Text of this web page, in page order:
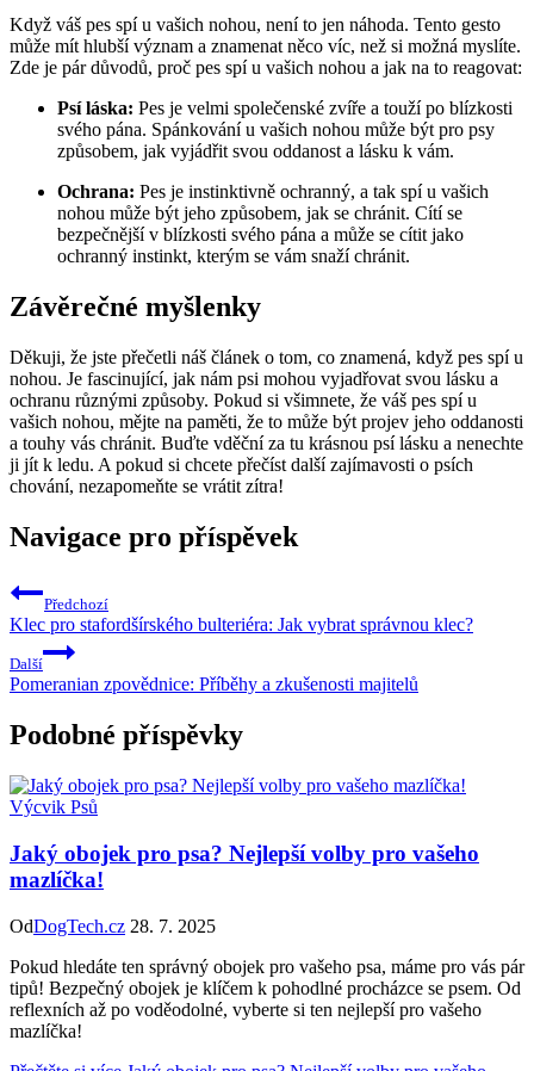
Když váš pes spí u vašich nohou, není to jen náhoda. Tento gesto
může mít hlubší význam a znamenat něco víc, než si možná myslíte.
Zde je pár důvodů, proč pes spí u vašich nohou a jak na to reagovat:
Psí láska: Pes je velmi společenské zvíře a touží po blízkosti
svého pána. Spánkování u vašich nohou může být pro psy
způsobem, jak vyjádřit svou oddanost a lásku k vám.
Ochrana: Pes je instinktivně ochranný, a tak spí u vašich
nohou může být jeho způsobem, jak se chránit. Cítí se
bezpečnější v blízkosti svého pána a může se cítit jako
ochranný instinkt, kterým se vám snaží chránit.
Závěrečné myšlenky
Děkuji, že jste přečetli náš článek o tom, co znamená, když pes spí u
nohou. Je fascinující, jak nám psi mohou vyjadřovat svou lásku a
ochranu různými způsoby. Pokud si všimnete, že váš pes spí u
vašich nohou, mějte na paměti, že to může být projev jeho oddanosti
a touhy vás chránit. Buďte vděční za tu krásnou psí lásku a nenechte
ji jít k ledu. A pokud si chcete přečíst další zajímavosti o psích
chování, nezapomeňte se vrátit zítra!
Navigace pro příspěvek
Předchozí
Klec pro stafordšírského bulteriéra: Jak vybrat správnou klec?
Další
Pomeranian zpovědnice: Příběhy a zkušenosti majitelů
Podobné příspěvky
Výcvik Psů
Jaký obojek pro psa? Nejlepší volby pro vašeho
mazlíčka!
OdDogTech.cz 28. 7. 2025
Pokud hledáte ten správný obojek pro vašeho psa, máme pro vás pár
tipů! Bezpečný obojek je klíčem k pohodlné procházce se psem. Od
reflexních až po voděodolné, vyberte si ten nejlepší pro vašeho
mazlíčka!